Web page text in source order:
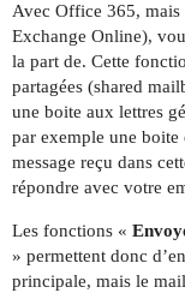
Avec Office 365, mais
Exchange Online),
la part de. Cette
partagées (shared
une boite aux lettres
par exemple une boite
message reçu dans
répondre avec votre
Les fonctions «
» permettent donc
principale, mais le